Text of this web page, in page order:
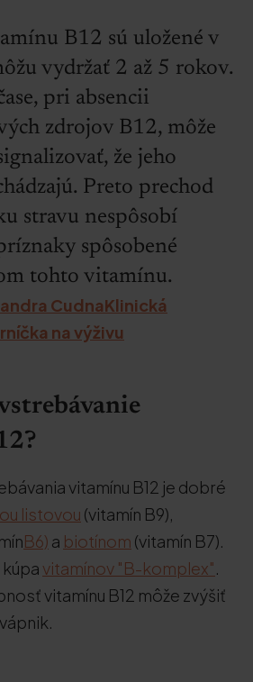
B12 sú uložené v
vydržať 2 až 5 rokov.
pri absencii
zdrojov B12, môže
že jeho
Preto prechod
stravu nespôsobí
spôsobené
tohto vitamínu.
CudnaKlinická
na výživu
vitamínu B12 je dobré
listovou (vitamín B9),
B6) a biotínom (vitamín B7).
vitamínov "B-komplex".
vitamínu B12 môže zvýšiť